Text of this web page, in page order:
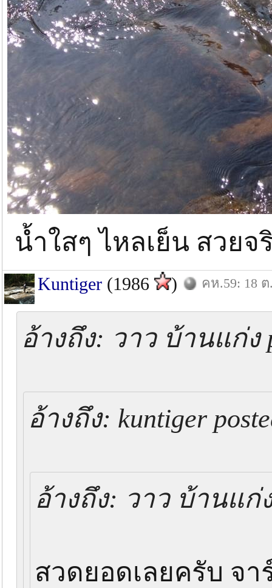
น้ำใสๆ ไหลเย็น สวยจ
Kuntiger (1986 ) คห.59: 18
อ้างถึง: วาว บ้านแก่ง
อ้างถึง: kuntiger
อ้างถึง: วาว บ้านแก่
สวดยอดเลยครับ จ